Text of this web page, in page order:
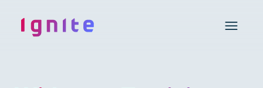
Ignite • Video Experience Cloud
Open